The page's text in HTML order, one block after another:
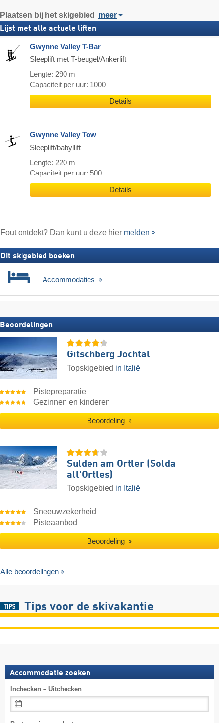
Plaatsen bij het skigebied meer
Lijst met alle actuele liften
Gwynne Valley T-Bar
Sleeplift met T-beugel/Ankerlift
Lengte: 290 m
Capaciteit per uur: 1000
Details
Gwynne Valley Tow
Sleeplift/babyllift
Lengte: 220 m
Capaciteit per uur: 500
Details
Fout ontdekt? Dan kunt u deze hier melden
Dit skigebied boeken
Accommodaties
Beoordelingen
Gitschberg Jochtal
Topskigebied in Italië
Pistepreparatie
Gezinnen en kinderen
Beoordeling
Sulden am Ortler (Solda
all'Ortles)
Topskigebied in Italië
Sneeuwzekerheid
Pisteaanbod
Beoordeling
Alle beoordelingen
Tips voor de skivakantie
Accommodatie zoeken
Inchecken – Uitchecken